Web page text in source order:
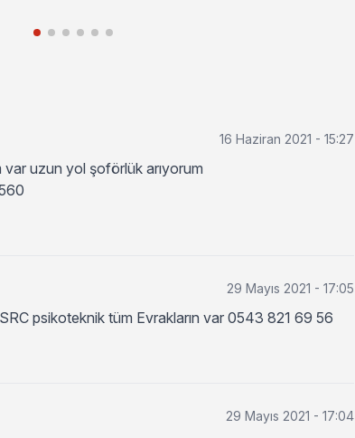
16 Haziran 2021 - 15:27
var uzun yol şoförlük arıyorum
29 Mayıs 2021 - 17:05
SRC psikoteknik tüm Evrakların var 0543 821 69 56
29 Mayıs 2021 - 17:04